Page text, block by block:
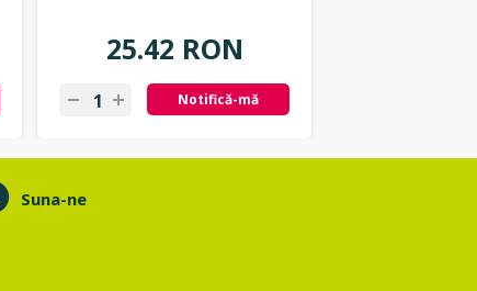
25.42 RON
Notifică-mă
Suna-ne